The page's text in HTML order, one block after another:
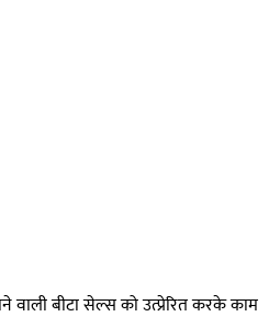
वाली बीटा सेल्स को उत्प्रेरित करके काम